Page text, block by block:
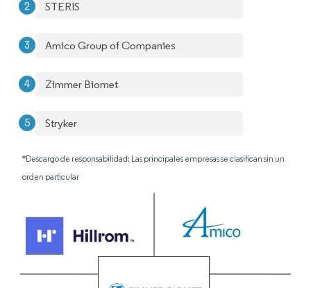
STERIS
Amico Group of Companies
Zimmer Biomet
Stryker
*Descargo de responsabilidad: Las principales empresas se clasifican sin un
orden particular